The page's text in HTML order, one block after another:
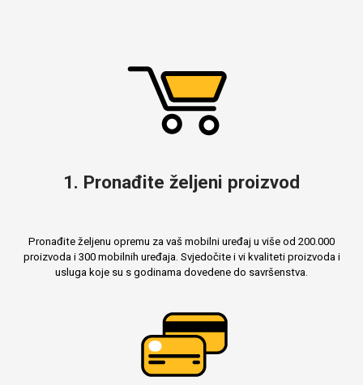
1. Pronađite željeni proizvod
Pronađite željenu opremu za vaš mobilni uređaj u više od 200.000
proizvoda i 300 mobilnih uređaja. Svjedočite i vi kvaliteti proizvoda i
usluga koje su s godinama dovedene do savršenstva.
Gaming motivi Crtani filmovi
Obiteljski motivi